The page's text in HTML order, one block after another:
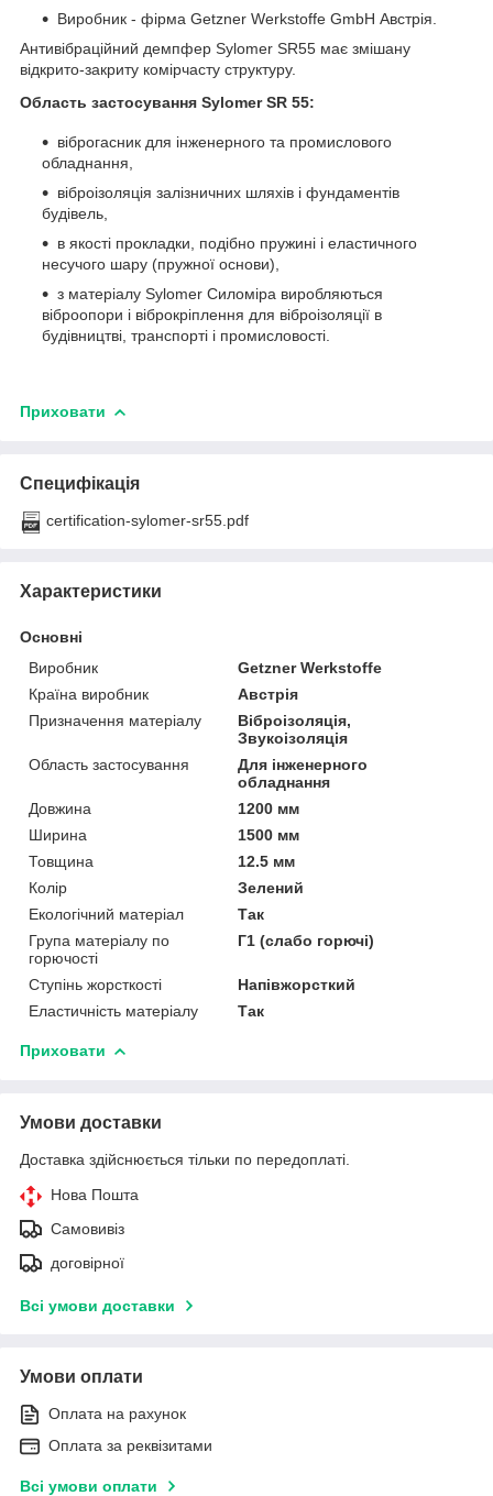
Виробник - фірма Getzner Werkstoffe GmbH Австрія.
Антивібраційний демпфер Sylomer SR55 має змішану
відкрито-закриту комірчасту структуру.
Область застосування Sylomer SR 55:
віброгасник для інженерного та промислового
обладнання,
віброізоляція залізничних шляхів і фундаментів
будівель,
в якості прокладки, подібно пружині і еластичного
несучого шару (пружної основи),
з матеріалу Sylomer Силоміра виробляються
віброопори і віброкріплення для віброізоляції в
будівництві, транспорті і промисловості.
Приховати
Специфікація
certification-sylomer-sr55.pdf
Характеристики
Основні
Виробник
Getzner Werkstoffe
Країна виробник
Австрія
Призначення матеріалу
Віброізоляція,
Звукоізоляція
Область застосування
Для інженерного
обладнання
Довжина
1200 мм
Ширина
1500 мм
Товщина
12.5 мм
Колір
Зелений
Екологічний матеріал
Так
Група матеріалу по
горючості
Г1 (слабо горючі)
Ступінь жорсткості
Напівжорсткий
Еластичність матеріалу
Так
Приховати
Умови доставки
Доставка здійснюється тільки по передоплаті.
Нова Пошта
Самовивіз
договірної
Всі умови доставки
Умови оплати
Оплата на рахунок
Оплата за реквізитами
Всі умови оплати